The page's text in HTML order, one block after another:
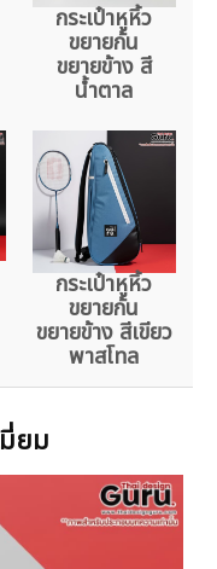
กระเป๋าหูหิ้ว
ขยายก้น
ขยายข้าง สี
น้ำตาล
กระเป๋าหูหิ้ว
ขยายก้น
ขยายข้าง สีเขียว
พาสโทล
ยม